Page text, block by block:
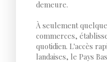
demeure.
À seulement
commerces,
quotidien. L'accès
landaises, le Pays